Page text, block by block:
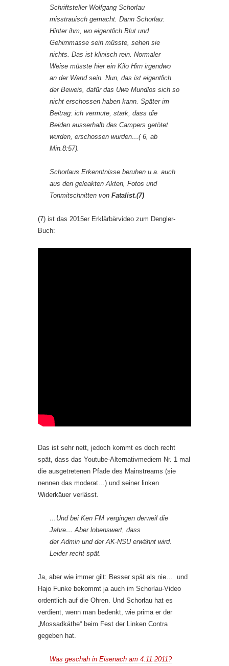
Schriftsteller Wolfgang Schorlau
misstrauisch gemacht. Dann Schorlau:
Hinter ihm, wo eigentlich Blut und
Gehirnmasse sein müsste, sehen sie
nichts. Das ist klinisch rein. Normaler
Weise müsste hier ein Kilo Hirn irgendwo
an der Wand sein. Nun, das ist eigentlich
der Beweis, dafür das Uwe Mundlos sich so
nicht erschossen haben kann. Später im
Beitrag: ich vermute, stark, dass die
Beiden ausserhalb des Campers getötet
wurden, erschossen wurden…( 6, ab
Min.8:57).
Schorlaus Erkenntnisse beruhen u.a. auch
aus den geleakten Akten, Fotos und
Tonmitschnitten von Fatalist.(7)
(7) ist das 2015er Erklärbärvideo zum Dengler-
Buch:
Das ist sehr nett, jedoch kommt es doch recht
spät, dass das Youtube-Alternativmediem Nr. 1 mal
die ausgetretenen Pfade des Mainstreams (sie
nennen das moderat…) und seiner linken
Widerkäuer verlässt.
…Und bei Ken FM vergingen derweil die
Jahre… Aber lobenswert, dass
der Admin und der AK-NSU erwähnt wird.
Leider recht spät.
Ja, aber wie immer gilt: Besser spät als nie… und
Hajo Funke bekommt ja auch im Schorlau-Video
ordentlich auf die Ohren. Und Schorlau hat es
verdient, wenn man bedenkt, wie prima er der
„Mossadkäthe“ beim Fest der Linken Contra
gegeben hat.
Was geschah in Eisenach am 4.11.2011?